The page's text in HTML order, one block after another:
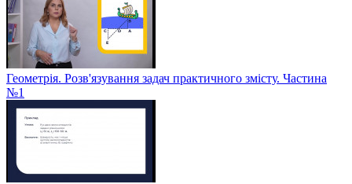
Геометрія. Розв'язування задач практичного змісту. Частина
№1